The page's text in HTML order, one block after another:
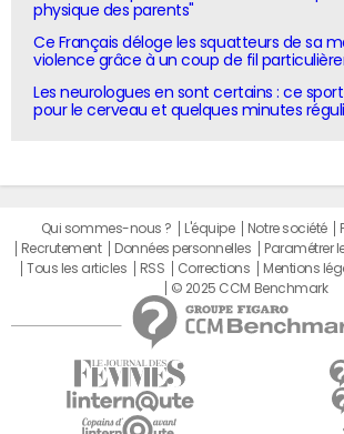
physique des parents"
Ce Français déloge les squatteurs de sa
violence grâce à un coup de fil
Les neurologues en sont certains : ce
pour le cerveau et quelques minutes
Qui sommes-nous ? L'équipe Notre société
Recrutement
Données personnelles Paramétrer
Tous les articles
RSS Corrections Mentions
© 2025 CCM Benchmark